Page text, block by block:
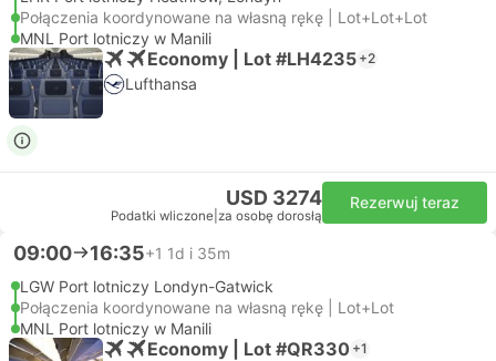
Połączenia koordynowane na własną rękę | Lot+Lot+Lot
MNL Port lotniczy w Manili
Economy | Lot #LH4235 +2
Lufthansa
USD 3274
Podatki wliczone za osobę dorosłą
Rezerwuj teraz
09:00 16:35+1 1d i 35m
LGW Port lotniczy Londyn-Gatwick
Połączenia koordynowane na własną rękę | Lot+Lot
MNL Port lotniczy w Manili
Economy | Lot #QR330 +1